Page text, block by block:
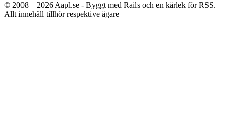
© 2008 – 2026 Aapl.se - Byggt med Rails och en kärlek för RSS.
Allt innehåll tillhör respektive ägare